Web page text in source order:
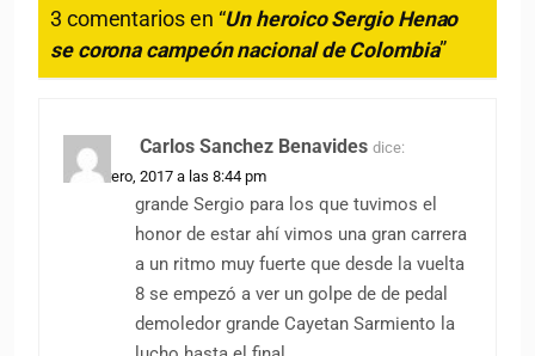
3 comentarios en “Un heroico Sergio Henao
se corona campeón nacional de Colombia”
Carlos Sanchez Benavides dice:
26 febrero, 2017 a las 8:44 pm
grande Sergio para los que tuvimos el
honor de estar ahí vimos una gran carrera
a un ritmo muy fuerte que desde la vuelta
8 se empezó a ver un golpe de de pedal
demoledor grande Cayetan Sarmiento la